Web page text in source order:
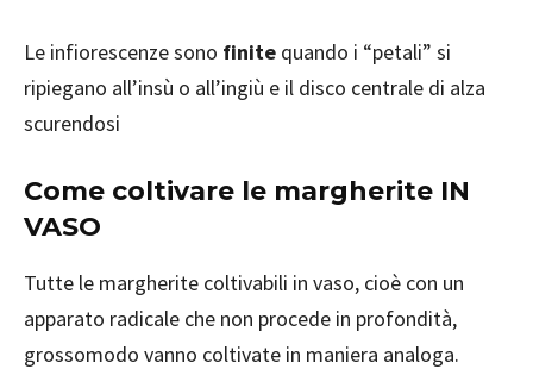
Le infiorescenze sono finite quando i “petali” si
ripiegano all’insù o all’ingiù e il disco centrale di alza
scurendosi
Come coltivare le margherite IN
VASO
Tutte le margherite coltivabili in vaso, cioè con un
apparato radicale che non procede in profondità,
grossomodo vanno coltivate in maniera analoga.